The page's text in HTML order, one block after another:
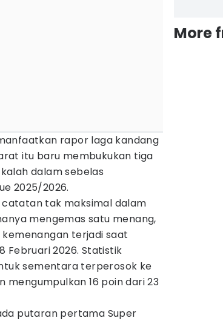
rapor laga kandang
itu baru membukukan tiga
dalam sebelas
2025/2026.
catatan tak maksimal dalam
mengemas satu menang,
terjadi saat
Februari 2026. Statistik
sementara terperosok ke
mengumpulkan 16 poin dari 23
putaran pertama Super
More